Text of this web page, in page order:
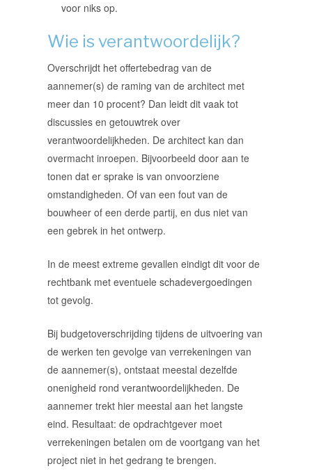
voor niks op.
Wie is verantwoordelijk?
Overschrijdt het offertebedrag van de
aannemer(s) de raming van de architect met
meer dan 10 procent? Dan leidt dit vaak tot
discussies en getouwtrek over
verantwoordelijkheden. De architect kan dan
overmacht inroepen. Bijvoorbeeld door aan te
tonen dat er sprake is van onvoorziene
omstandigheden. Of van een fout van de
bouwheer of een derde partij, en dus niet van
een gebrek in het ontwerp.
In de meest extreme gevallen eindigt dit voor de
rechtbank met eventuele schadevergoedingen
tot gevolg.
Bij budgetoverschrijding tijdens de uitvoering van
de werken ten gevolge van verrekeningen van
de aannemer(s), ontstaat meestal dezelfde
onenigheid rond verantwoordelijkheden. De
aannemer trekt hier meestal aan het langste
eind. Resultaat: de opdrachtgever moet
verrekeningen betalen om de voortgang van het
project niet in het gedrang te brengen.